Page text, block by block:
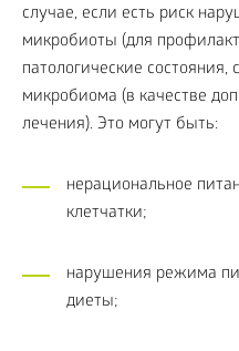
случае, если есть риск
микробиоты (для
патологические
микробиома (в качестве
лечения). Это могут быть:
нерациональное
клетчатки;
нарушения режима
диеты;